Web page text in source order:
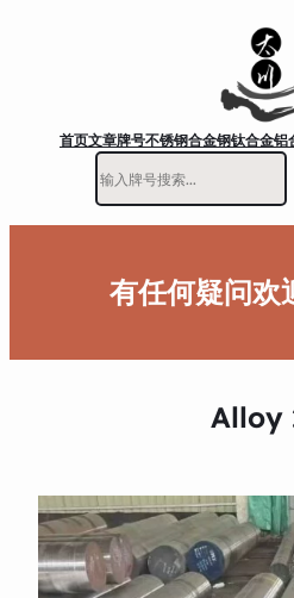
首页文章牌号不锈钢合金钢钛合金铝
有任何疑问欢
Alloy